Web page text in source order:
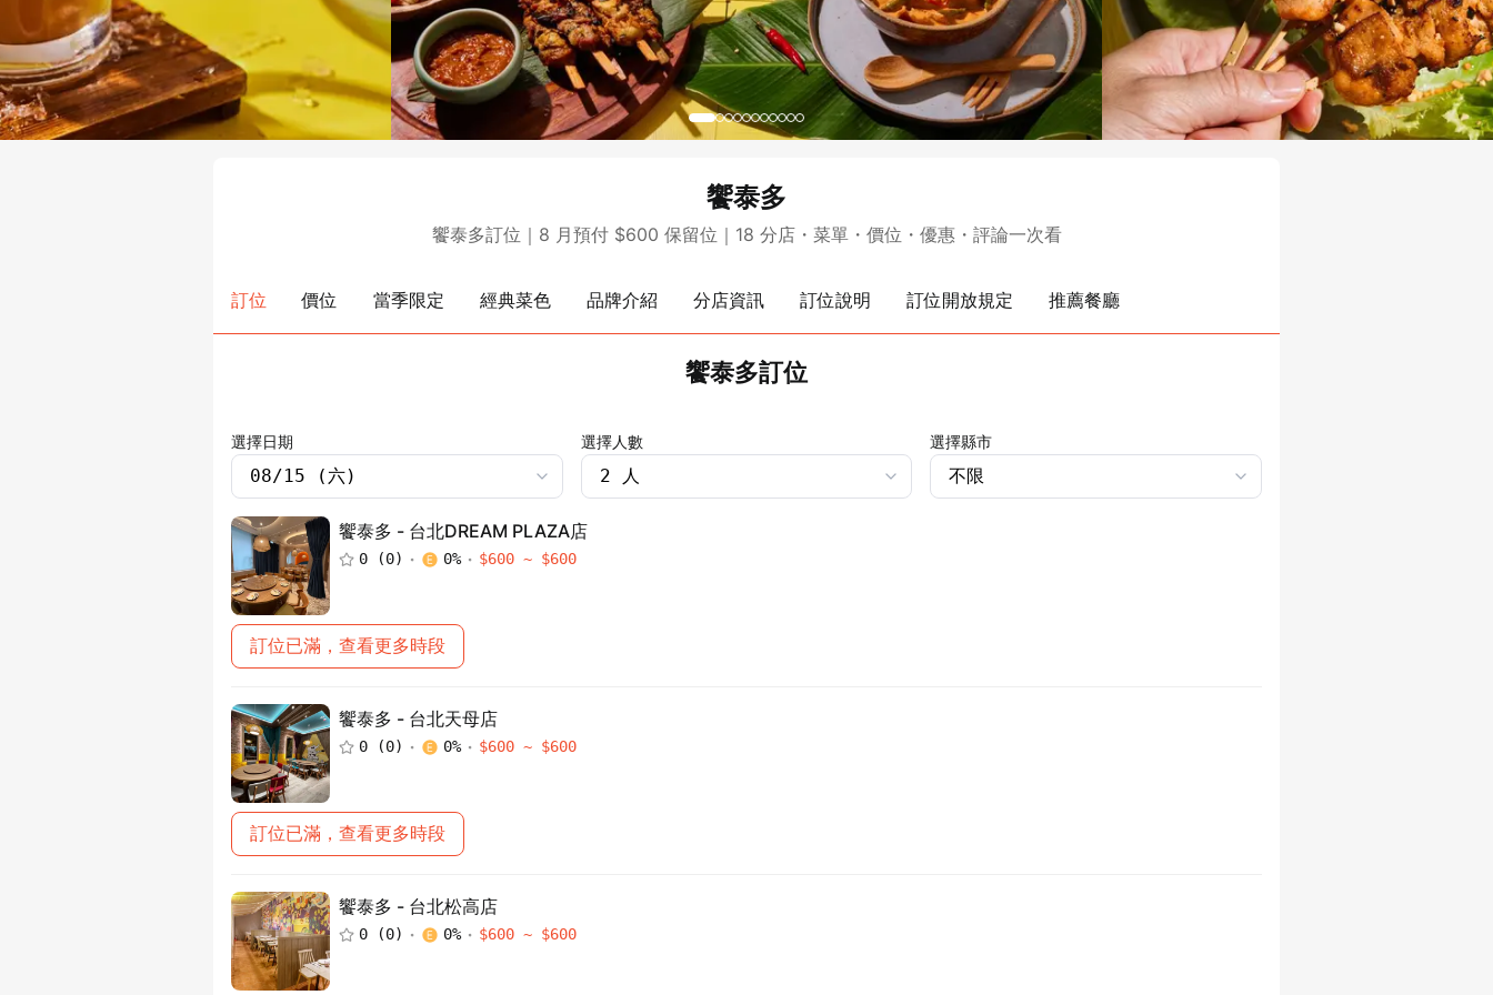
饗泰多
饗泰多訂位｜8 月預付 $600 保留位｜18 分店・菜單・價位・優惠・評論一次看
訂位 價位 當季限定 經典菜色 品牌介紹 分店資訊 訂位說明 訂位開放規定 推薦餐廳
饗泰多訂位
選擇日期 選擇人數 選擇縣市
饗泰多 - 台北DREAM PLAZA店
0 (0) 0% $600 ~ $600
訂位已滿，查看更多時段
饗泰多 - 台北天母店
0 (0) 0% $600 ~ $600
訂位已滿，查看更多時段
饗泰多 - 台北松高店
0 (0) 0% $600 ~ $600